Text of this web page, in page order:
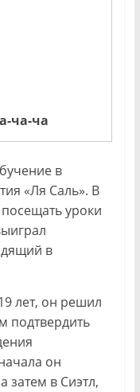
ча-ча
в
«Ля Саль». В
уроки
в
лет, он решил
подтвердить
он
затем в Сиэтл,